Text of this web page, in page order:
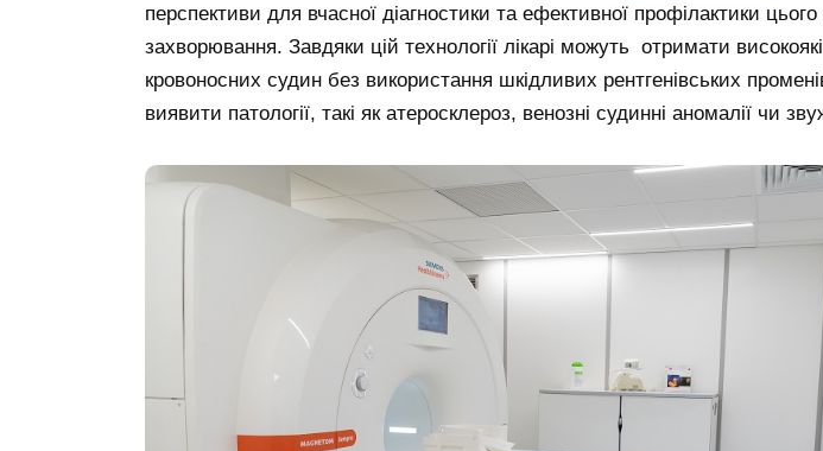
перспективи для вчасної діагностики та ефективної профілактики
захворювання. Завдяки цій технології лікарі можуть отримати
кровоносних судин без використання шкідливих рентгенівських
виявити патології, такі як атеросклероз, венозні судинні аномалії чи